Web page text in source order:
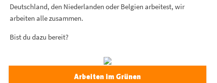
Deutschland, den Niederlanden oder Belgien arbeitest, wir
arbeiten alle zusammen.
Bist du dazu bereit?
Arbeiten im Grünen